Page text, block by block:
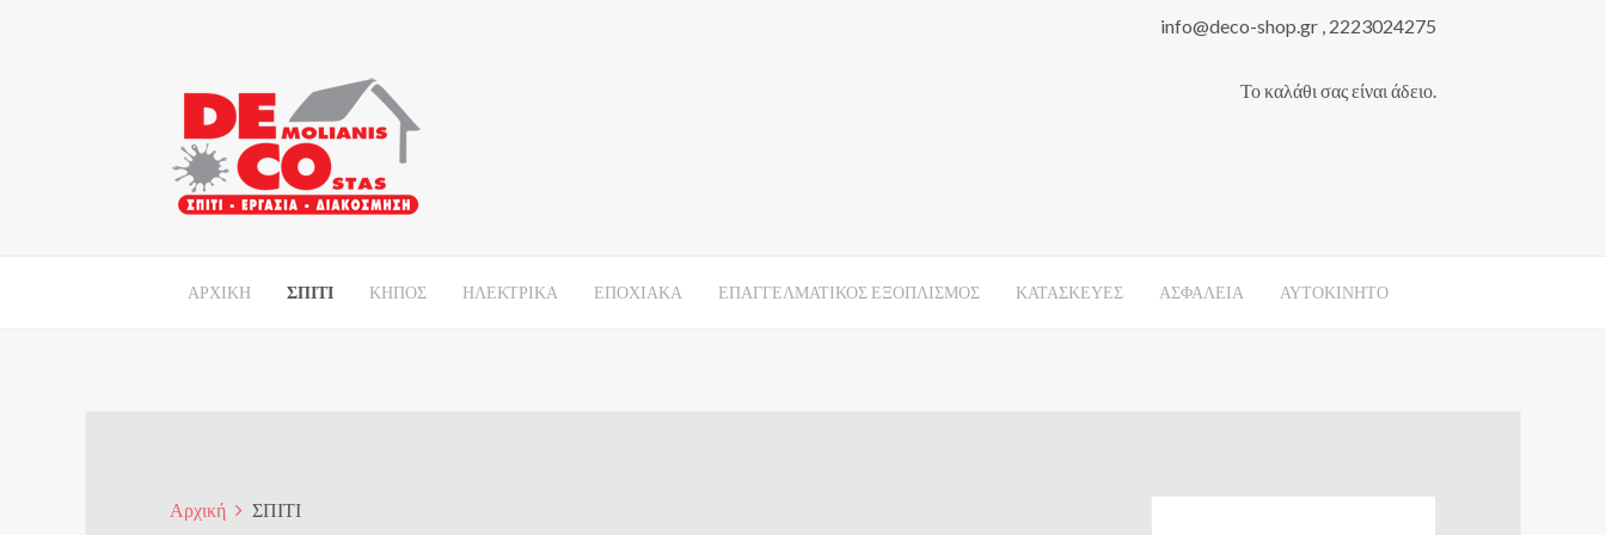
info@deco-shop.gr , 2223024275
Το καλάθι σας είναι άδειο.
ΑΡΧΙΚΗ ΣΠΙΤΙ ΚΗΠΟΣ ΗΛΕΚΤΡΙΚΑ ΕΠΟΧΙΑΚΑ ΕΠΑΓΓΕΛΜΑΤΙΚΟΣ ΕΞΟΠΛΙΣΜΟΣ ΚΑΤΑΣΚΕΥΕΣ ΑΣΦΑΛΕΙΑ ΑΥΤΟΚΙΝΗΤΟ
Αρχική ΣΠΙΤΙ